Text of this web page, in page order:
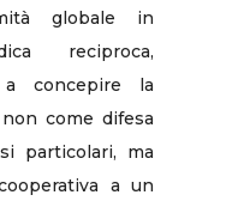
globale in
reciproca,
concepire la
come difesa
particolari, ma
a un